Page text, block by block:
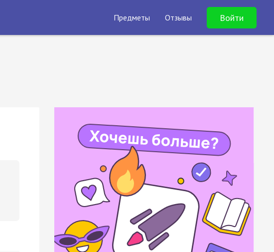
Предметы Отзывы Войти